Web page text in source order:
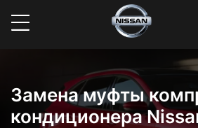
Замена муфты
кондиционера